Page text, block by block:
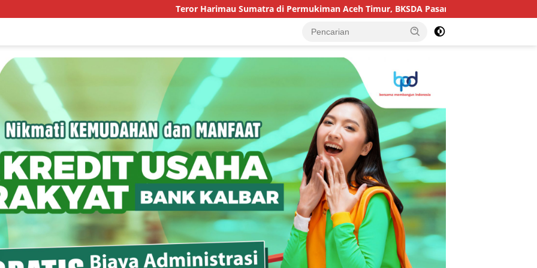
Teror Harimau Sumatra di Permukiman Aceh Timur, BKSDA Pasang Kamera dan Bagikan Mercon